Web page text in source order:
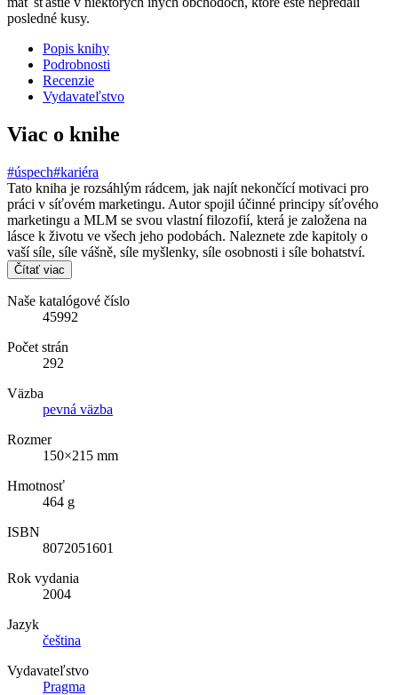
posledné kusy.
Popis knihy
Podrobnosti
Recenzie
Vydavateľstvo
Viac o knihe
#úspech#kariéra
Tato kniha je rozsáhlým rádcem, jak najít nekončící motivaci pro
práci v síťovém marketingu. Autor spojil účinné principy síťového
marketingu a MLM se svou vlastní filozofií, která je založena na
lásce k životu ve všech jeho podobách. Naleznete zde kapitoly o
vaší síle, síle vášně, síle myšlenky, síle osobnosti i síle bohatství.
Čítať viac
Naše katalógové číslo
45992
Počet strán
292
Väzba
pevná väzba
Rozmer
150×215 mm
Hmotnosť
464 g
ISBN
8072051601
Rok vydania
2004
Jazyk
čeština
Vydavateľstvo
Pragma